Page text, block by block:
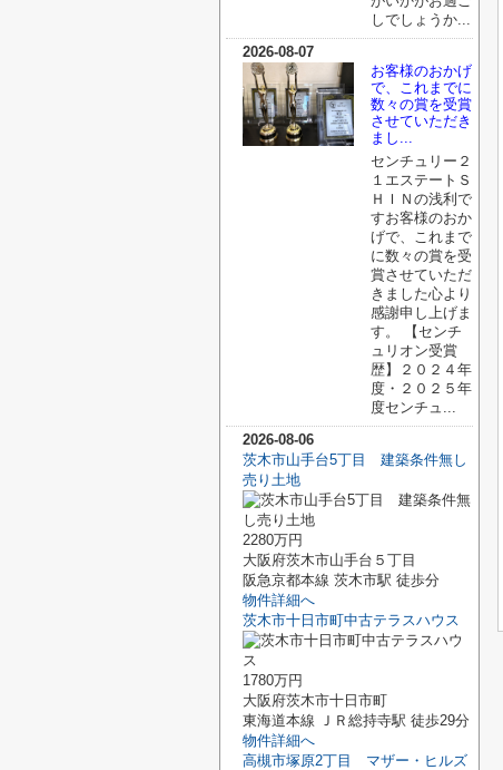
しでしょうか...
2026-08-07
お客様のおかげ
で、これまでに
数々の賞を受賞
させていただき
まし...
センチュリー２
１エステートＳ
ＨＩＮの浅利で
すお客様のおか
げで、これまで
に数々の賞を受
賞させていただ
きました心より
感謝申し上げま
す。 【センチ
ュリオン受賞
歴】２０２４年
度・２０２５年
度センチュ...
2026-08-06
茨木市山手台5丁目 建築条件無し
売り土地
2280万円
大阪府茨木市山手台５丁目
阪急京都本線 茨木市駅 徒歩分
物件詳細へ
茨木市十日市町中古テラスハウス
1780万円
大阪府茨木市十日市町
東海道本線 ＪＲ総持寺駅 徒歩29分
物件詳細へ
高槻市塚原2丁目 マザー・ヒルズ